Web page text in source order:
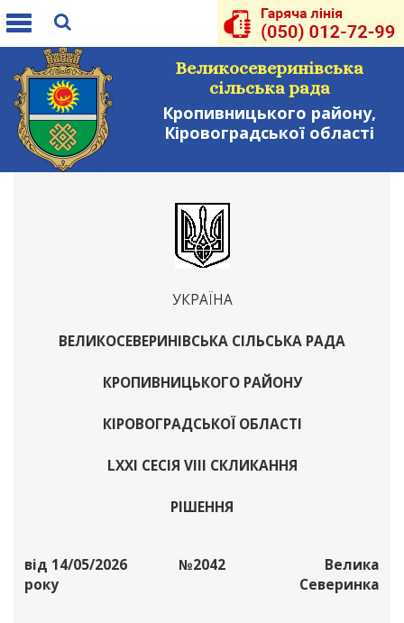
Toggle
Великосеверинівська
сільська рада
Кропивницького району,
Кіровоградської області
УКРАЇНА
ВЕЛИКОСЕВЕРИНІВСЬКА СІЛЬСЬКА РАДА
КРОПИВНИЦЬКОГО РАЙОНУ
КІРОВОГРАДСЬКОЇ ОБЛАСТІ
LXХІ СЕСІЯ VІІІ СКЛИКАННЯ
РІШЕННЯ
від 14/05/2026
року
№2042
Велика
Северинка